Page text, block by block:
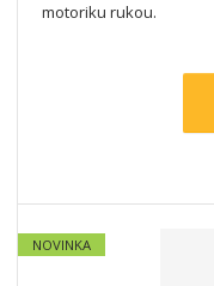
motoriku rukou.
NOVINKA